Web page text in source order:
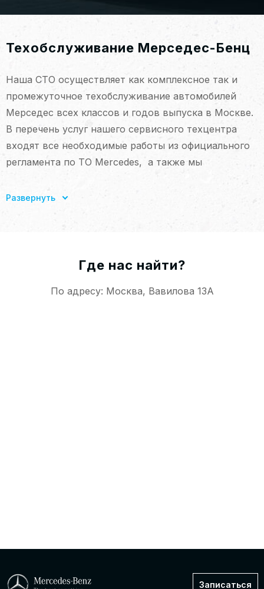
Техобслуживание Мерседес-Бенц
Наша СТО осуществляет как комплексное так и
промежуточное техобслуживание автомобилей
Мерседес всех классов и годов выпуска в Москве.
В перечень услуг нашего сервисного техцентра
входят все необходимые работы из официального
регламента по ТО Mercedes, а также мы
авто, уход за лакокрасочным покрытием,
масла в ДВС и всех фильтров.
Мы предлагаем несколько вариантов расходных
Развернуть
Где нас найти?
По адресу: Москва, Вавилова 13А
Записаться